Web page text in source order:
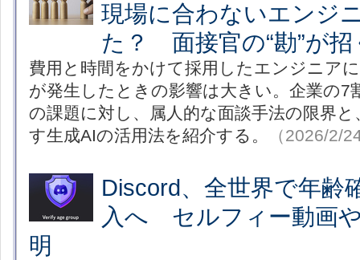
現場に合わないエンジ
た？ 面接官の“勘”が招
費用と時間をかけて採用したエンジニア
が発生したときの影響は大きい。企業の7
の課題に対し、属人的な面談手法の限界
す生成AIの活用法を紹介する。
（2026/2/
Discord、全世界で年齢
入へ セルフィー動画
明